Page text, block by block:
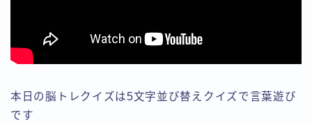
本日の脳トレクイズは5文字並び替えクイズで言葉遊び
です